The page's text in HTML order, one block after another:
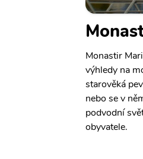
Monastir
výhledy na
starověká
nebo se v
podvodní
obyvatele.